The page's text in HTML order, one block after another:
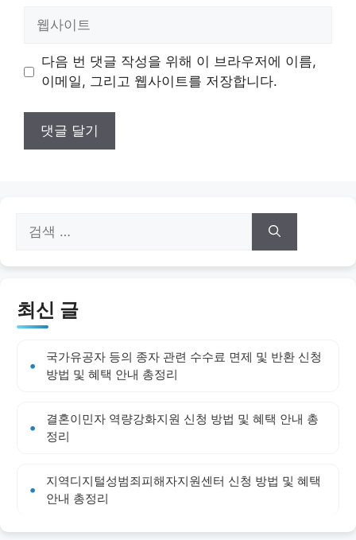
트
다음 번 댓글 작성을 위해 이 브라우저에 이름,
이메일, 그리고 웹사이트를 저장합니다.
색:
최신 글
국가유공자 등의 종자 관련 수수료 면제 및 반환 신청
방법 및 혜택 안내 총정리
결혼이민자 역량강화지원 신청 방법 및 혜택 안내 총
정리
지역디지털성범죄피해자지원센터 신청 방법 및 혜택
안내 총정리